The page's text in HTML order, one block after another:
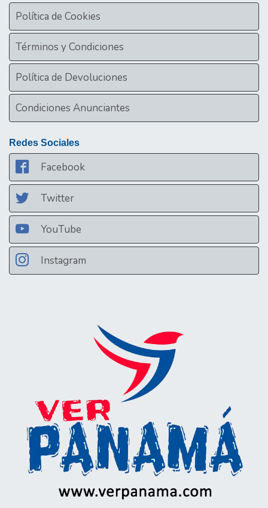
Política de Cookies
Términos y Condiciones
Política de Devoluciones
Condiciones Anunciantes
Redes Sociales
Facebook
Twitter
YouTube
Instagram